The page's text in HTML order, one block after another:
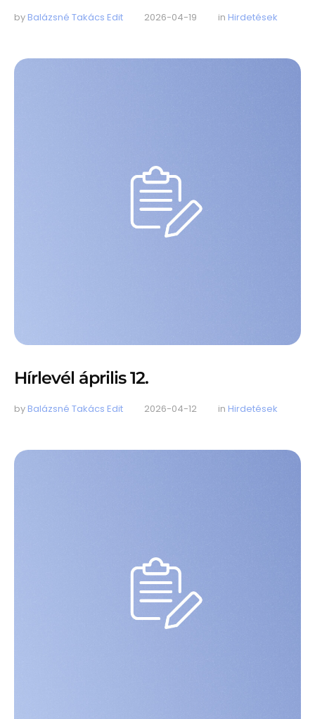
by Balázsné Takács Edit 2026-04-19 in Hirdetések
Hírlevél április 12.
by Balázsné Takács Edit 2026-04-12 in Hirdetések